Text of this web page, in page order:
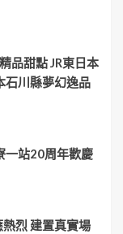
品甜點 JR東日本
石川縣夢幻逸品
一站20周年歡慶
烈 建置真實場